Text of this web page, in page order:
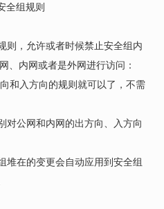
全组规则
则，允许或者时候禁止安全组内
、内网或者是外网进行访问：
和入方向的规则就可以了，不需
对公网和内网的出方向、入方向
堆在的变更会自动应用到安全组